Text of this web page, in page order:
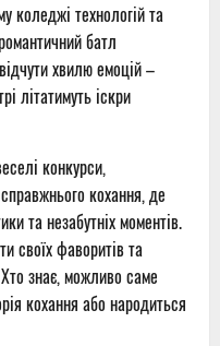
коледжі технологій та
батл
хвилю емоцій –
літатимуть іскри
конкурси,
кохання, де
та незабутніх моментів.
своїх фаворитів та
знає, можливо саме
кохання або народиться